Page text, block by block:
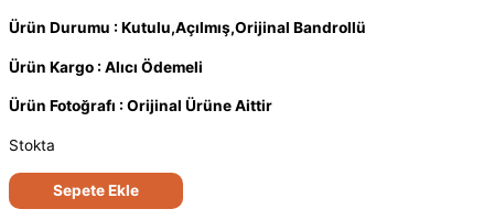
Ürün Durumu : Kutulu,Açılmış,Orijinal Bandrollü
Ürün Kargo : Alıcı Ödemeli
Ürün Fotoğrafı : Orijinal Ürüne Aittir
Stokta
İnce
Cumali
Sepete Ekle